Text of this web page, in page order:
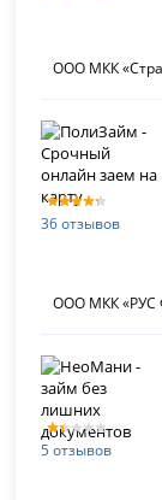
ООО МКК
36 отзывов
ООО МКК «РУС
5 отзывов